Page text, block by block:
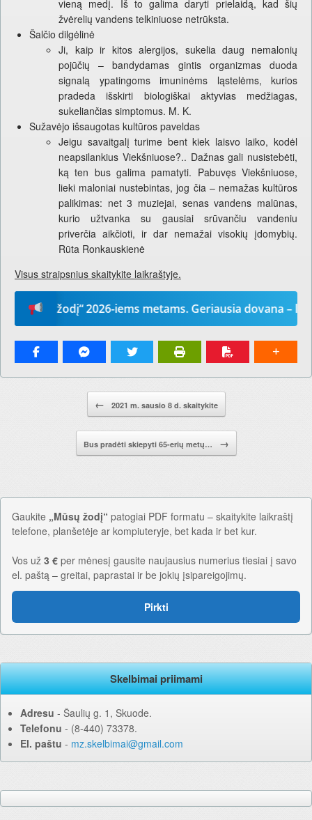
vieną medį. Iš to galima daryti prielaidą, kad šių
žvėrelių vandens telkiniuose netrūksta.
Šalčio dilgėlinė
Ji, kaip ir kitos alergijos, sukelia daug nemalonių
pojūčių – bandydamas gintis organizmas duoda
signalą ypatingoms imuninėms ląstelėms, kurios
pradeda išskirti biologiškai aktyvias medžiagas,
sukeliančias simptomus. M. K.
Sužavėjo išsaugotas kultūros paveldas
Jeigu savaitgalį turime bent kiek laisvo laiko, kodėl
neapsilankius Viekšniuose?.. Dažnas gali nusistebėti,
ką ten bus galima pamatyti. Pabuvęs Viekšniuose,
lieki maloniai nustebintas, jog čia – nemažas kultūros
palikimas: net 3 muziejai, senas vandens malūnas,
kurio užtvanka su gausiai srūvančiu vandeniu
priverčia aikčioti, ir dar nemažai visokių įdomybių.
Rūta Ronkauskienė
Visus straipsnius skaitykite laikraštyje.
žodį“ 2026-iems metams. Geriausia dovana –
← 2021 m. sausio 8 d. skaitykite
Bus pradėti skiepyti 65-erių metų… →
Gaukite „Mūsų žodį“ patogiai PDF formatu – skaitykite laikraštį
telefone, planšetėje ar kompiuteryje, bet kada ir bet kur.
Vos už 3 € per mėnesį gausite naujausius numerius tiesiai į savo
el. paštą – greitai, paprastai ir be jokių įsipareigojimų.
Pirkti
Skelbimai priimami
Adresu ‐ Šaulių g. 1, Skuode.
Telefonu ‐ (8-440) 73378.
El. paštu ‐ mz.skelbimai@gmail.com